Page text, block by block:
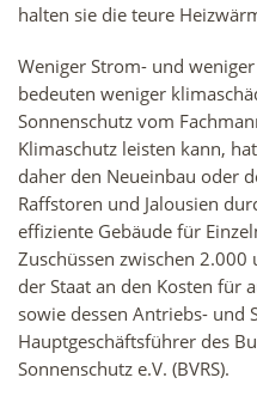
halten sie die teure
Weniger Strom- und
bedeuten weniger
Sonnenschutz vom
Klimaschutz leisten kann,
daher den Neueinbau oder
Raffstoren und Jalousien
effiziente Gebäude für
Zuschüssen zwischen
der Staat an den Kosten für
sowie dessen Antriebs- und
Hauptgeschäftsführer des
Sonnenschutz e.V. (BVRS).